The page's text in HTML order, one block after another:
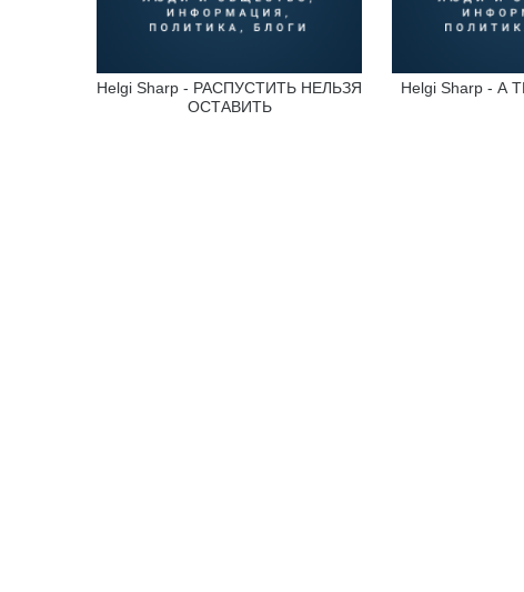
Helgi Sharp - РАСПУСТИТЬ НЕЛЬЗЯ
ОСТАВИТЬ
Helgi Sharp - А